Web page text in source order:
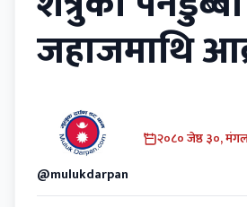
जहाजमाथि
@mulukdarpan
२०८० जेष्ठ ३०,